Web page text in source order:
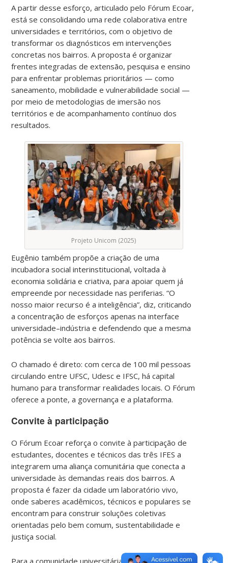
A partir desse esforço, articulado pelo Fórum Ecoar,
está se consolidando uma rede colaborativa entre
universidades e territórios, com o objetivo de
transformar os diagnósticos em intervenções
concretas nos bairros. A proposta é organizar
frentes integradas de extensão, pesquisa e ensino
para enfrentar problemas prioritários — como
saneamento, mobilidade e vulnerabilidade social —
por meio de metodologias de imersão nos
territórios e de acompanhamento contínuo dos
resultados.
Projeto Unicom (2025)
Eugênio também propõe a criação de uma
incubadora social interinstitucional, voltada à
economia solidária e criativa, para apoiar quem já
empreende por necessidade nas periferias. “O
nosso maior recurso é a inteligência”, diz, criticando
a concentração de esforços apenas na interface
universidade–indústria e defendendo que a mesma
potência se volte aos bairros.
O chamado é direto: com cerca de 100 mil pessoas
circulando entre UFSC, Udesc e IFSC, há capital
humano para transformar realidades locais. O Fórum
oferece a ponte, a governança e a plataforma.
Convite à participação
O Fórum Ecoar reforça o convite à participação de
estudantes, docentes e técnicos das três IFES a
integrarem uma aliança comunitária que conecta a
universidade às demandas reais dos bairros. A
proposta é fazer da cidade um laboratório vivo,
onde saberes acadêmicos, técnicos e populares se
encontram para construir soluções coletivas
orientadas pelo bem comum, sustentabilidade e
justiça social.
Para a comunidade universitária, o Ecoar representa